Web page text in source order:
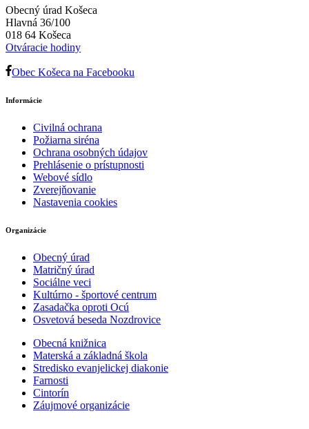
Obecný úrad Košeca
Hlavná 36/100
018 64 Košeca
Otváracie hodiny
Obec Košeca na Facebooku
Informácie
Civilná ochrana
Požiarna siréna
Ochrana osobných údajov
Prehlásenie o prístupnosti
Webové sídlo
Zverejňovanie
Nastavenia cookies
Organizácie
Obecný úrad
Matričný úrad
Sociálne veci
Kultúrno - športové centrum
Zasadačka oproti Ocú
Osvetová beseda Nozdrovice
Obecná knižnica
Materská a základná škola
Stredisko evanjelickej diakonie
Farnosti
Cintorín
Záujmové organizácie